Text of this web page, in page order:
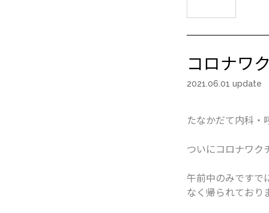
コロナワ
2021.06.01 update
たなかだて内科・
ついにコロナワク
午前中のみですで
なく帰られており